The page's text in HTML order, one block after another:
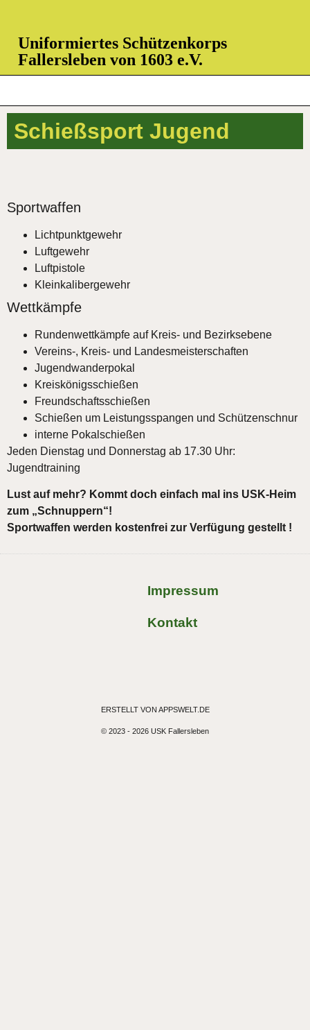
Uniformiertes Schützenkorps
Fallersleben von 1603 e.V.
Schießsport Jugend
Sportwaffen
Lichtpunktgewehr
Luftgewehr
Luftpistole
Kleinkalibergewehr
Wettkämpfe
Rundenwettkämpfe auf Kreis- und Bezirksebene
Vereins-, Kreis- und Landesmeisterschaften
Jugendwanderpokal
Kreiskönigsschießen
Freundschaftsschießen
Schießen um Leistungsspangen und Schützenschnur
interne Pokalschießen
Jeden Dienstag und Donnerstag ab 17.30 Uhr:
Jugendtraining
Lust auf mehr? Kommt doch einfach mal ins USK-Heim
zum „Schnuppern“!
Sportwaffen werden kostenfrei zur Verfügung gestellt !
Impressum
Kontakt
ERSTELLT VON APPSWELT.DE
© 2023 - 2026 USK Fallersleben